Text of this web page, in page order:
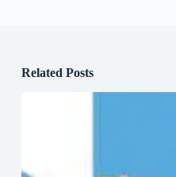
Related Posts